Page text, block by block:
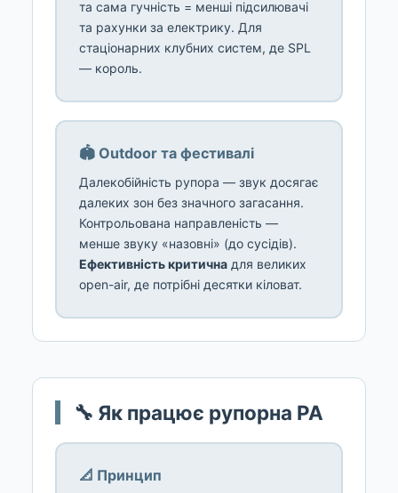
та сама гучність = менші підсилювачі
та рахунки за електрику. Для
стаціонарних клубних систем, де SPL
— король.
🏟️ Outdoor та фестивалі
Далекобійність рупора — звук досягає
далеких зон без значного загасання.
Контрольована направленість —
менше звуку «назовні» (до сусідів).
Ефективність критична для великих
open-air, де потрібні десятки кіловат.
🔧 Як працює рупорна PA
📐 Принцип